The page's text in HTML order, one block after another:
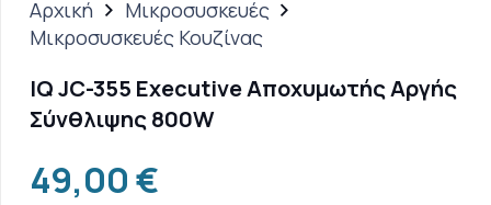
Αρχική
Μικροσυσκευές
Μικροσυσκευές Κουζίνας
IQ JC-355 Executive Αποχυμωτής Αργής
Σύνθλιψης 800W
49,00€